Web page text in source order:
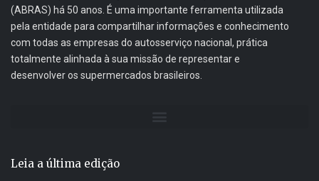
(ABRAS) há 50 anos. É uma importante ferramenta utilizada
pela entidade para compartilhar informações e conhecimento
com todas as empresas do autosserviço nacional, prática
totalmente alinhada à sua missão de representar e
desenvolver os supermercados brasileiros.
Leia a última edição